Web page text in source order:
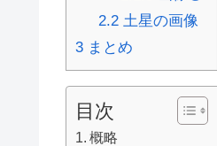
2.2土星の画像
3 まとめ
目次
概略